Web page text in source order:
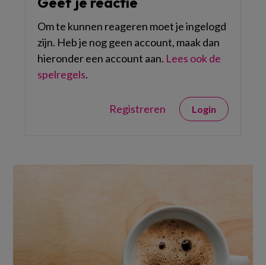
Om te kunnen reageren moet je ingelogd
zijn. Heb je nog geen account, maak dan
hieronder een account aan. Lees ook de
spelregels.
Registreren Login